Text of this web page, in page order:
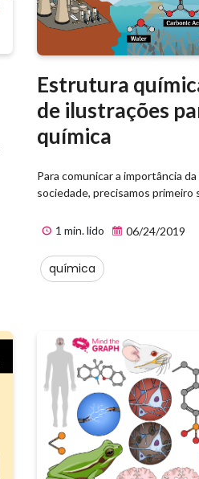
Estrutura
de ilustrações
química
Para comunicar a importância
sociedade, precisamos primeiro
1 min. lido 06/24/2019
química